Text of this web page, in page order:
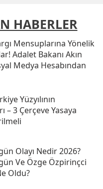
HABERLER
Mensuplarına Yönelik
Adalet Bakanı Akın
Medya Hesabından
Yüzyılının
– 3 Çerçeve Yasaya
Olayı Nedir 2026?
Ve Özge Özpirinçci
Oldu?